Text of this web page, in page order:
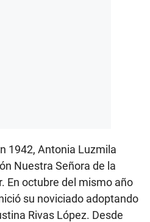
1942, Antonia Luzmila
Nuestra Señora de la
En octubre del mismo año
su noviciado adoptando
Rivas López. Desde